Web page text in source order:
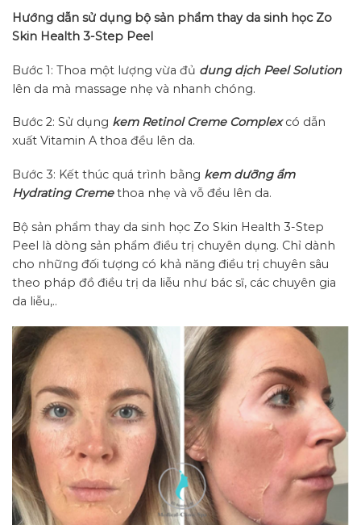
Hướng dẫn sử dụng bộ sản phẩm thay da sinh học Zo
Skin Health 3-Step Peel
Bước 1: Thoa một lượng vừa đủ dung dịch Peel Solution
lên da mà massage nhẹ và nhanh chóng.
Bước 2: Sử dụng kem Retinol Creme Complexcó dẫn
xuất Vitamin A thoa đều lên da.
Bước 3: Kết thúc quá trình bằng kem dưỡng ẩm
Hydrating Cremethoa nhẹ và vỗ đều lên da.
Bộ sản phẩm thay da sinh học Zo Skin Health 3-Step
Peel là dòng sản phẩm điều trị chuyên dụng. Chỉ dành
cho những đối tượng có khả năng điều trị chuyên sâu
theo pháp đồ điều trị da liễu như bác sĩ, các chuyên gia
da liễu,..